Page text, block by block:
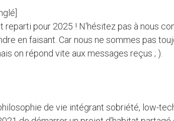
reparti pour 2025 ! N'hésitez pas à nous
en faisant. Car nous ne sommes pas
on répond vite aux messages reçus ; ).
de vie intégrant sobriété, low-